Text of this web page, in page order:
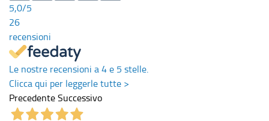
5,0/5
26
recensioni
Le nostre recensioni a 4 e 5 stelle.
Clicca qui per leggerle tutte >
PrecedenteSuccessivo